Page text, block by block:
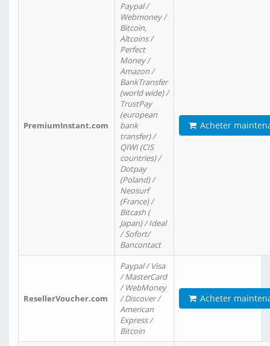
PremiumInstant.com
Paypal /
Webmoney /
Bitcoin,
Altcoins /
Perfect
Money /
Amazon /
BankTransfer
(world wide) /
TrustPay
(european
bank
transfer) /
QIWI (CIS
countries) /
Dotpay
(Poland) /
Neosurf
(France) /
Bitcash (
Japan) / Ideal
/ Sofort/
Bancontact
Acheter
ResellerVoucher.com
Paypal / Visa
/ MasterCard
/ WebMoney
/ Discover /
American
Express /
Bitcoin
Acheter